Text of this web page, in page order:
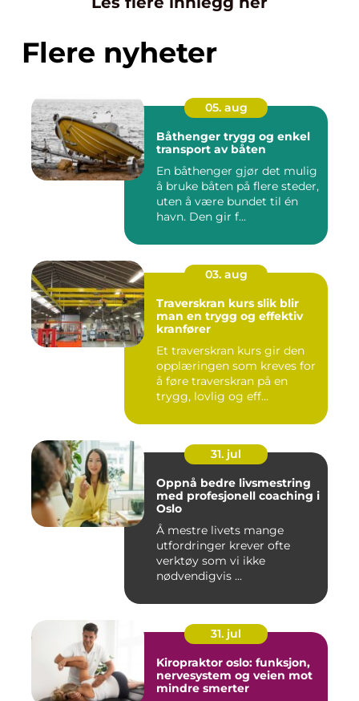
Flere nyheter
05. aug
Båthenger trygg og enkel
transport av båten
En båthenger gjør det mulig
å bruke båten på flere steder,
uten å være bundet til én
havn. Den gir f...
03. aug
Traverskran kurs slik blir
man en trygg og effektiv
kranfører
Et traverskran kurs gir den
opplæringen som kreves for
å føre traverskran på en
trygg, lovlig og eff...
31. jul
Oppnå bedre livsmestring
med profesjonell coaching i
Oslo
Å mestre livets mange
utfordringer krever ofte
verktøy som vi ikke
nødvendigvis ...
31. jul
Kiropraktor oslo: funksjon,
nervesystem og veien mot
mindre smerter